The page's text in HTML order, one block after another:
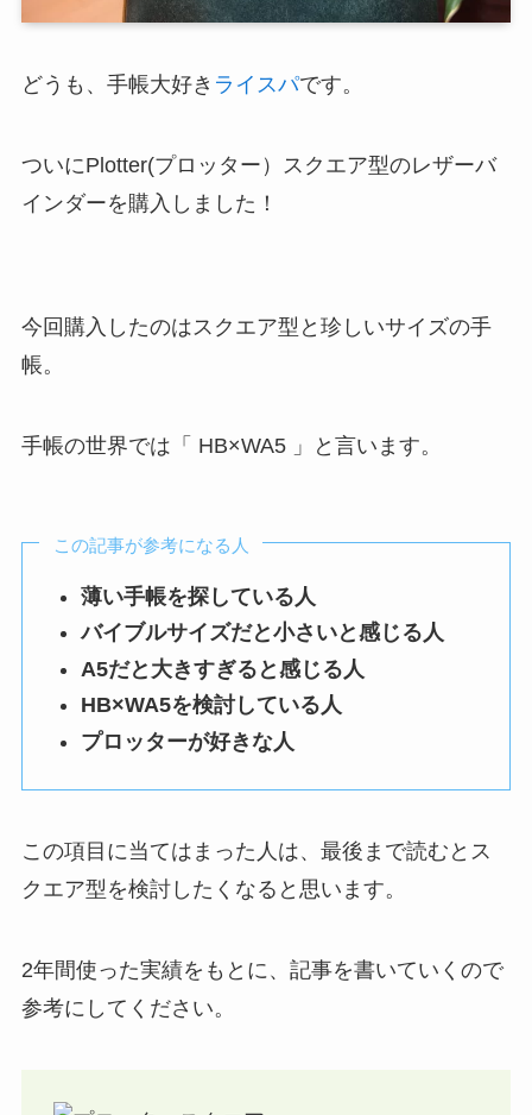
どうも、手帳大好き ライスパです。
ついにPlotter(プロッター）スクエア型のレザーバ
インダーを購入しました！
今回購入したのはスクエア型と珍しいサイズの手
帳。
手帳の世界では「 HB×WA5 」と言います。
この記事が参考になる人
薄い手帳を探している人
バイブルサイズだと小さいと感じる人
A5だと大きすぎると感じる人
HB×WA5を検討している人
プロッターが好きな人
この項目に当てはまった人は、最後まで読むとス
クエア型を検討したくなると思います。
2年間使った実績をもとに、記事を書いていくので
参考にしてください。